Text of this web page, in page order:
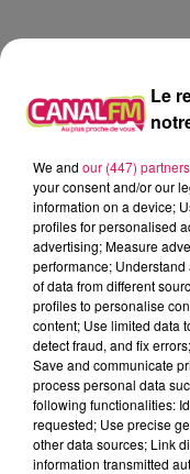
Marc et Sophian,
Le
We and our (447) partners
your consent and/or our
information on a device;
profiles for personalised
advertising; Measure
performance;
of data from different
profiles to personalise
content; Use limited data
detect fraud, and fix
Save and communicate
process personal data
following functionalities:
requested; Use precise
other data sources; Link
information transmitted